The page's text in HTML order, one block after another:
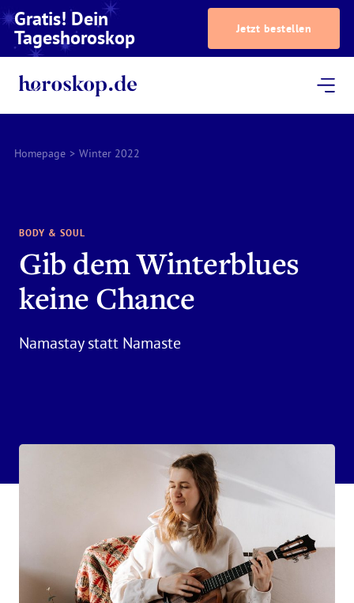
Gratis! Dein
Tageshoroskop Jetzt bestellen
Homepage > Winter 2022
BODY & SOUL
Gib dem Winterblues
keine Chance
Namastay statt Namaste